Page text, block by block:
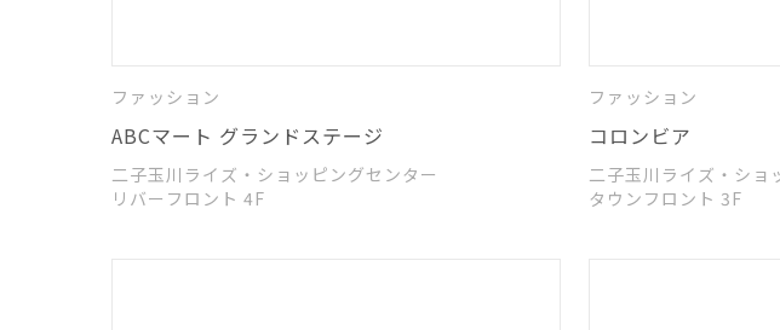
ファッション
ABCマート グランドステージ
二子玉川ライズ・ショッピングセンター
リバーフロント 4F
ファッション
コロンビア
二子玉川ライズ・ショ
タウンフロント 3F